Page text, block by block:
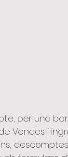
per una
Vendes i